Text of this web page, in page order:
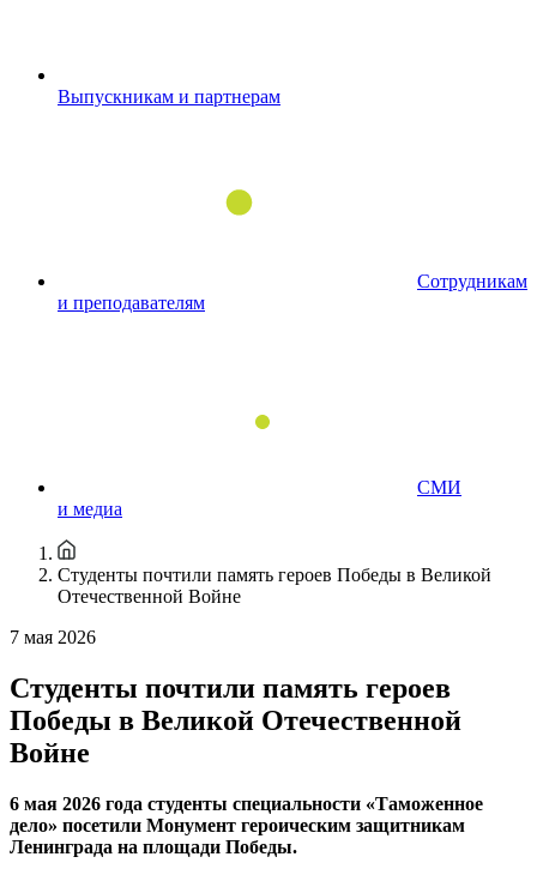
Выпускникам и партнерам
Сотрудникам
и преподавателям
СМИ
и медиа
Студенты почтили память героев Победы в Великой
Отечественной Войне
7 мая 2026
Студенты почтили память героев
Победы в Великой Отечественной
Войне
6 мая 2026 года студенты специальности «Таможенное
дело» посетили Монумент героическим защитникам
Ленинграда на площади Победы.​